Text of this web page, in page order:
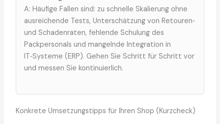
A: Häufige Fallen sind: zu schnelle Skalierung ohne
ausreichende Tests, Unterschätzung von Retouren‑
und Schadenraten, fehlende Schulung des
Packpersonals und mangelnde Integration in
IT‑Systeme (ERP). Gehen Sie Schritt für Schritt vor
und messen Sie kontinuierlich.
Konkrete Umsetzungstipps für Ihren Shop (Kurzcheck)